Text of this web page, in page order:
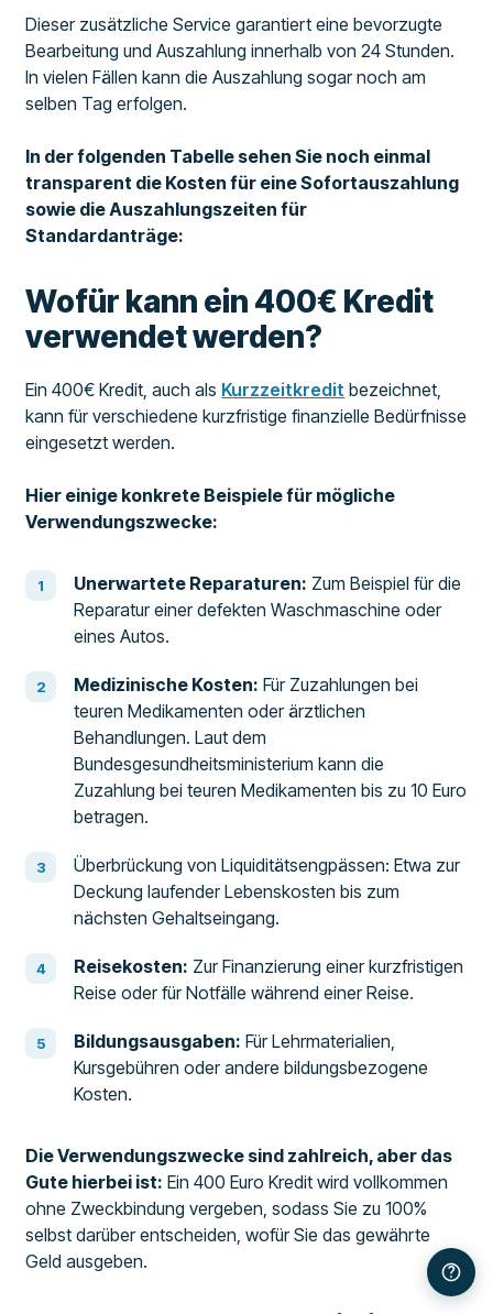
Dieser zusätzliche Service garantiert eine bevorzugte
Bearbeitung und Auszahlung innerhalb von 24 Stunden.
In vielen Fällen kann die Auszahlung sogar noch am
selben Tag erfolgen.
In der folgenden Tabelle sehen Sie noch einmal
transparent die Kosten für eine Sofortauszahlung
sowie die Auszahlungszeiten für
Standardanträge:
Wofür kann ein 400€ Kredit
verwendet werden?
Ein 400€ Kredit, auch als Kurzzeitkredit bezeichnet,
kann für verschiedene kurzfristige finanzielle Bedürfnisse
eingesetzt werden.
Hier einige konkrete Beispiele für mögliche
Verwendungszwecke:
Unerwartete Reparaturen: Zum Beispiel für die
Reparatur einer defekten Waschmaschine oder
eines Autos.
Medizinische Kosten: Für Zuzahlungen bei
teuren Medikamenten oder ärztlichen
Behandlungen. Laut dem
Bundesgesundheitsministerium kann die
Zuzahlung bei teuren Medikamenten bis zu 10 Euro
betragen.
Überbrückung von Liquiditätsengpässen: Etwa zur
Deckung laufender Lebenskosten bis zum
nächsten Gehaltseingang.
Reisekosten: Zur Finanzierung einer kurzfristigen
Reise oder für Notfälle während einer Reise.
Bildungsausgaben: Für Lehrmaterialien,
Kursgebühren oder andere bildungsbezogene
Kosten.
Die Verwendungszwecke sind zahlreich, aber das
Gute hierbei ist: Ein 400 Euro Kredit wird vollkommen
ohne Zweckbindung vergeben, sodass Sie zu 100%
selbst darüber entscheiden, wofür Sie das gewährte
Geld ausgeben.